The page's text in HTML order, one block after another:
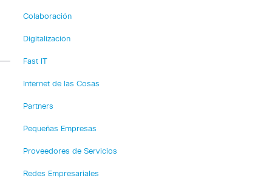
Colaboración
Digitalización
Fast IT
Internet de las Cosas
Partners
Pequeñas Empresas
Proveedores de Servicios
Redes Empresariales